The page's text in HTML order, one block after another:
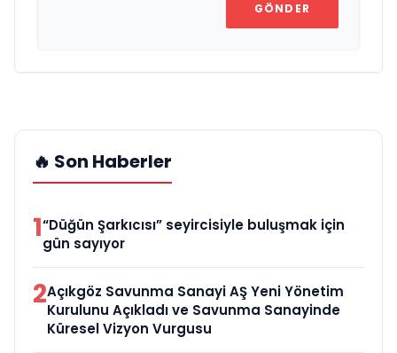
GÖNDER
🔥 Son Haberler
1“Düğün Şarkıcısı” seyircisiyle buluşmak için
gün sayıyor
2Açıkgöz Savunma Sanayi AŞ Yeni Yönetim
Kurulunu Açıkladı ve Savunma Sanayinde
Küresel Vizyon Vurgusu